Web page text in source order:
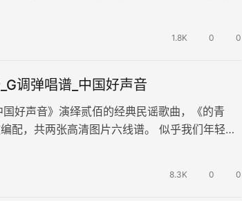
1.8K 0 0
调弹唱谱_中国好声音
好声音》演绎贰佰的经典民谣歌曲，《的青
配，共两张高清图片六线谱。 似乎我们年轻
8.3K 0 0